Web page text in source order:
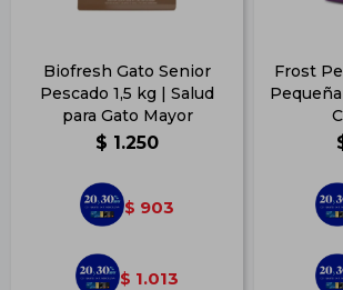
Biofresh Gato Senior
Pescado 1,5 kg | Salud
para Gato Mayor
$ 1.250
$ 903
$ 1.013
Frost